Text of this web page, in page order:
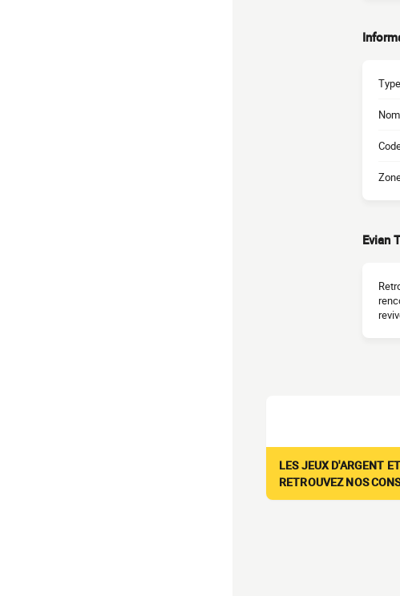
Type
Evian
LES JEUX D'ARGENT
RETROUVEZ NOS